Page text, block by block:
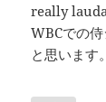
really
WBCでの
と思います。